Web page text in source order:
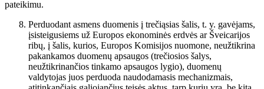
pateikimu.
Perduodant asmens duomenis į trečiąsias šalis, t. y. gavėjams,
įsisteigusiems už Europos ekonominės erdvės ar Šveicarijos
ribų, į šalis, kurios, Europos Komisijos nuomone, neužtikrina
pakankamos duomenų apsaugos (trečiosios šalys,
neužtikrinančios tinkamo apsaugos lygio), duomenų
valdytojas juos perduoda naudodamasis mechanizmais,